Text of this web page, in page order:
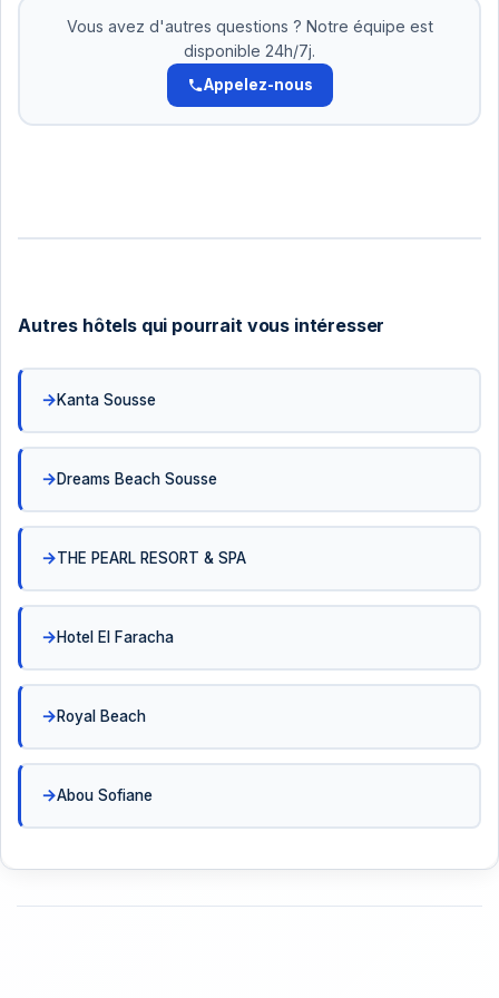
Pas d'intérêts. Organisez cela avec notre équipe.
Vous avez d'autres questions ? Notre équipe est
disponible 24h/7j.
Appelez-nous
Autres hôtels qui pourrait vous intéresser
Kanta Sousse
Dreams Beach Sousse
THE PEARL RESORT & SPA
Hotel El Faracha
Royal Beach
Abou Sofiane